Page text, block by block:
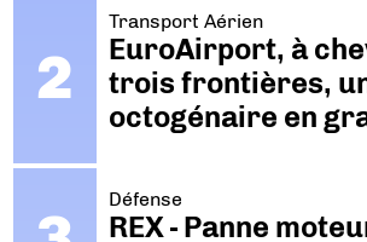
Transport Aérien
EuroAirport, à
trois frontières,
octogénaire en
Défense
REX - Panne